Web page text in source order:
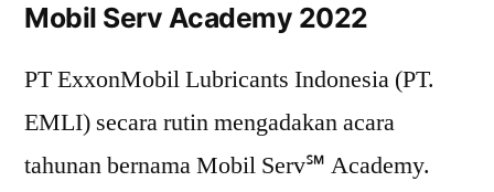
Mobil Serv Academy 2022
PT ExxonMobil Lubricants Indonesia (PT.
EMLI) secara rutin mengadakan acara
tahunan bernama Mobil Serv℠ Academy.